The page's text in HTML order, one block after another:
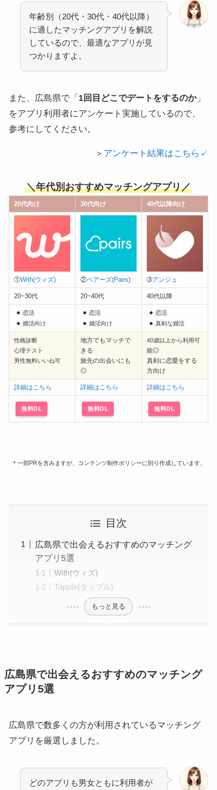
年齢別（20代・30代・40代以降）
に適したマッチングアプリを解説
しているので、最適なアプリが見
つかりますよ。
また、広島県で「 1回目どこでデートをするのか」
をアプリ利用者にアンケート実施しているので、
参考にしてください。
＞ アンケート結果はこちら✓
＼年代別おすすめマッチングアプリ／
20代向け 30代向け 40代以降向け
①With(ウィズ) ②ペアーズ(Pairs) ➂アンジュ
20~30代 20~40代 40代以降
恋活
婚活向け
恋活
婚活向け
恋活
真剣な婚活
性格診断
心理テスト
男性無料いいね可
地方でもマッチで
きる
旅先の出会いにも
◎
40歳以上から利用可
能◎
真剣に恋愛をする
方向け
詳細はこちら 詳細はこちら 詳細はこちら
無料DL 無料DL 無料DL
＊一部PRを含みますが、コンテンツ制作ポリシーに則り作成しています。
目次
広島県で出会えるおすすめのマッチング
アプリ5選
With(ウィズ)
Tapple(タップル)
もっと見る
広島県で出会えるおすすめのマッチング
アプリ5選
広島県で数多くの方が利用されているマッチング
アプリを厳選しました。
どのアプリも男女ともに利用者が